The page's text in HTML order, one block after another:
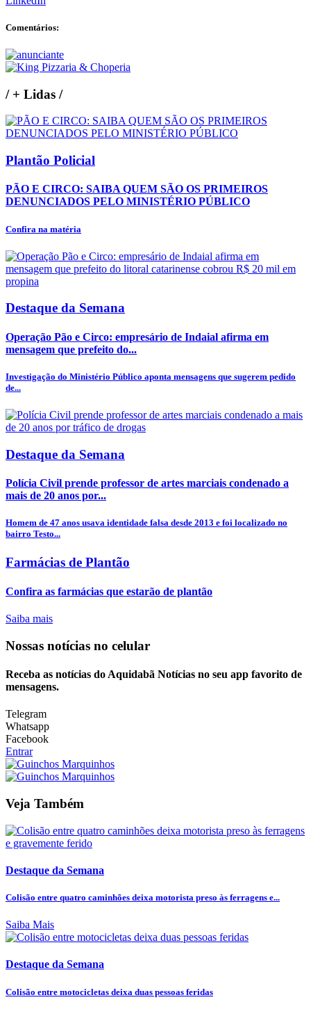
Comentários:
/+ Lidas /
Plantão Policial
PÃO E CIRCO: SAIBA QUEM SÃO OS PRIMEIROS
DENUNCIADOS PELO MINISTÉRIO PÚBLICO
Confira na matéria
Destaque da Semana
Operação Pão e Circo: empresário de Indaial afirma em
mensagem que prefeito do...
Investigação do Ministério Público aponta mensagens que sugerem pedido
de...
Destaque da Semana
Polícia Civil prende professor de artes marciais condenado a
mais de 20 anos por...
Homem de 47 anos usava identidade falsa desde 2013 e foi localizado no
bairro Testo...
Farmácias de Plantão
Confira as farmácias que estarão de plantão
Saiba mais
Nossas notícias no celular
Receba as notícias do Aquidabã Notícias no seu app favorito de
mensagens.
Telegram
Whatsapp
Facebook
Entrar
Veja Também
Destaque da Semana
Colisão entre quatro caminhões deixa motorista preso às ferragens e...
Saiba Mais
Destaque da Semana
Colisão entre motocicletas deixa duas pessoas feridas